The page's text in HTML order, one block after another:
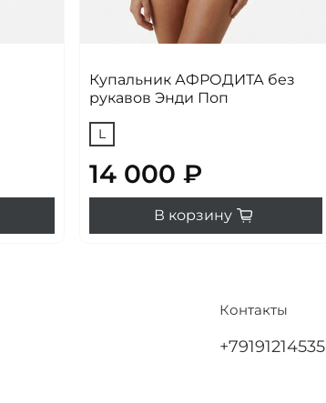
Купальник АФРОДИТА без
рукавов Энди Поп
L
14 000 ₽
В корзину
Контакты
+79191214535